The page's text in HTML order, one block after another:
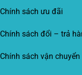
Chính sách ưu đãi
Chính sách đổi – trả
Chính sách vận chuyển